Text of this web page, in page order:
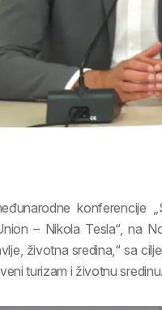
konferencije
– Nikola Tesla“, na
životna sredina,“ sa
turizam i životnu sredinu.